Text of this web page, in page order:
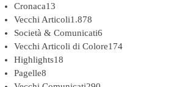
Cronaca13
Vecchi Articoli1.878
Società & Comunicati6
Vecchi Articoli di Colore174
Highlights18
Pagelle8